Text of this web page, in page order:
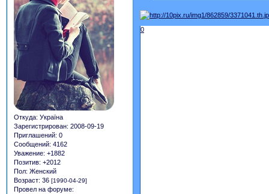
Откуда: Україна
Зарегистрирован: 2008-09-19
Приглашений: 0
Сообщений: 4162
Уважение: +1882
Позитив: +2012
Пол: Женский
Возраст: 36 [1990-04-29]
Провел на форуме:
0